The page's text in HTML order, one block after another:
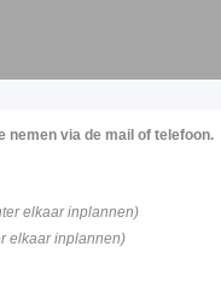
nemen via de mail of telefoon.
elkaar inplannen)
elkaar inplannen)